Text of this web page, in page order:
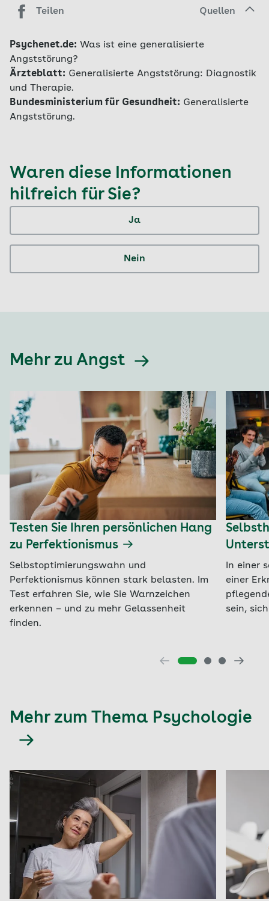
Teilen Quellen
Psychenet.de: Was ist eine generalisierte
Angststörung?
Ärzteblatt: Generalisierte Angststörung: Diagnostik
und Therapie.
Bundesministerium für Gesundheit: Generalisierte
Angststörung.
Waren diese Informationen
hilfreich für Sie?
Ja
Nein
Mehr zu Angst
Testen Sie Ihren persönlichen Hang
zu Perfektionismus
Selbstoptimierungswahn und
Perfektionismus können stark belasten. Im
Test erfahren Sie, wie Sie Warnzeichen
erkennen – und zu mehr Gelassenheit
finden.
In einer
einer
sein,
Mehr zum Thema Psychologie